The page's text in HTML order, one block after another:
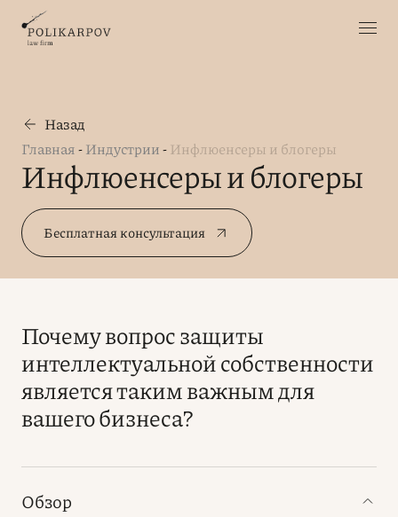
Назад
Главная-Индустрии-Инфлюенсеры и блогеры
Инфлюенсеры и блогеры
Бесплатная консультация
Почему вопрос защиты
интеллектуальной собственности
является таким важным для
вашего бизнеса?
Обзор